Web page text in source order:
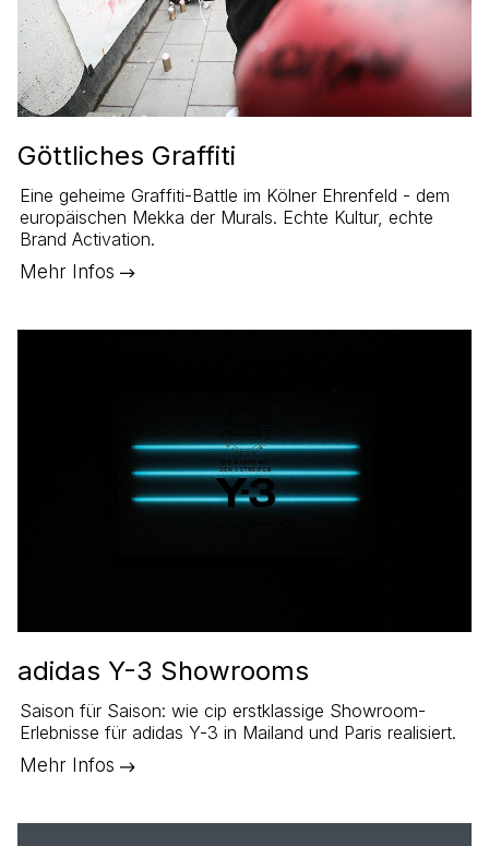
Göttliches Graffiti
Eine geheime Graffiti-Battle im Kölner Ehrenfeld - dem
europäischen Mekka der Murals. Echte Kultur, echte
Brand Activation.
Mehr Infos
adidas Y-3 Showrooms
Saison für Saison: wie cip erstklassige Showroom-
Erlebnisse für adidas Y-3 in Mailand und Paris realisiert.
Mehr Infos